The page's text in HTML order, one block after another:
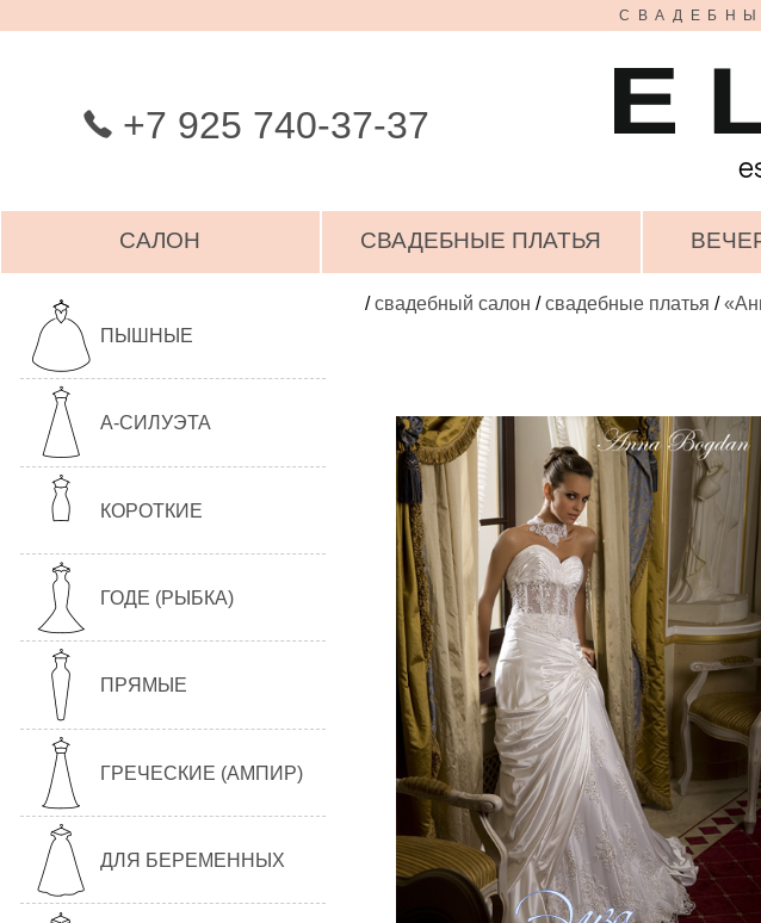
+7 925 740-37-37
САЛОН СВАДЕБНЫЕ ПЛАТЬЯ
ПЫШНЫЕ
А-СИЛУЭТА
КОРОТКИЕ
ГОДЕ (РЫБКА)
ПРЯМЫЕ
ГРЕЧЕСКИЕ (АМПИР)
ДЛЯ БЕРЕМЕННЫХ
/свадебный салон /свадебные платья /